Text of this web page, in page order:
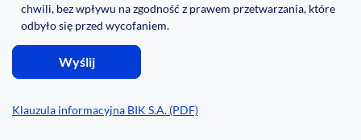
chwili, bez wpływu na zgodność z prawem przetwarzania, które
odbyło się przed wycofaniem.
Klauzula informacyjna BIK S.A. (PDF)